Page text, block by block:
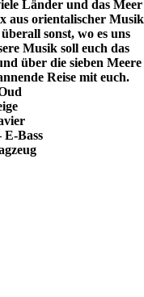
Länder und das Meer
aus orientalischer Musik
sonst, wo es uns
Musik soll euch das
über die sieben Meere
Reise mit euch.
Bass